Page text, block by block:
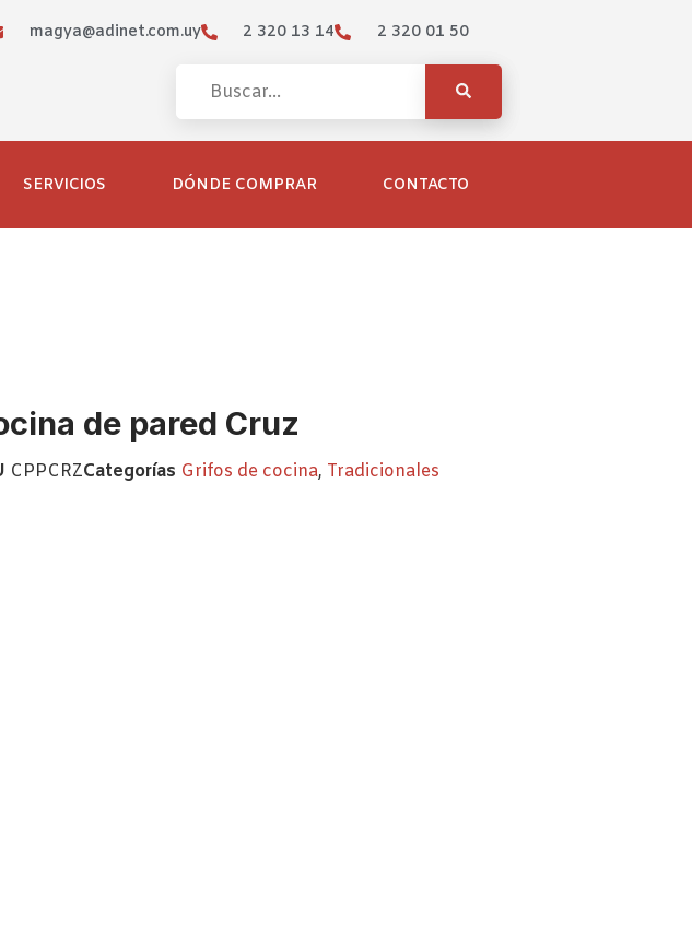
magya@adinet.com.uy 2 320 13 14 2 320 01 50
SERVICIOS DÓNDE COMPRAR CONTACTO
de pared Cruz
CPPCRZCategorías Grifos de cocina, Tradicionales